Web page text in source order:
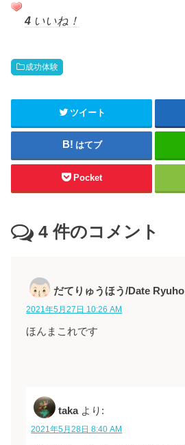
4 いいね！
成功体験
ツイート
はてブ
Pocket
4 件のコメント
だてりゅうほう/Date Ryuho
2021年5月27日 10:26 AM
ほんまこれです
taka より:
2021年5月28日 8:40 AM